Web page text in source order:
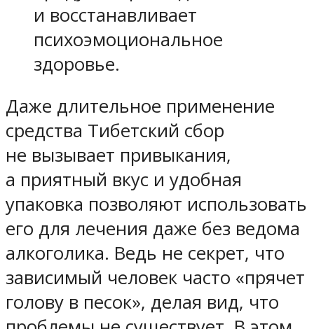
и восстанавливает
психоэмоциональное
здоровье.
Даже длительное применение
средства Тибетский сбор
не вызывает привыкания,
а приятный вкус и удобная
упаковка позволяют использовать
его для лечения даже без ведома
алкоголика. Ведь не секрет, что
зависимый человек часто «прячет
голову в песок», делая вид, что